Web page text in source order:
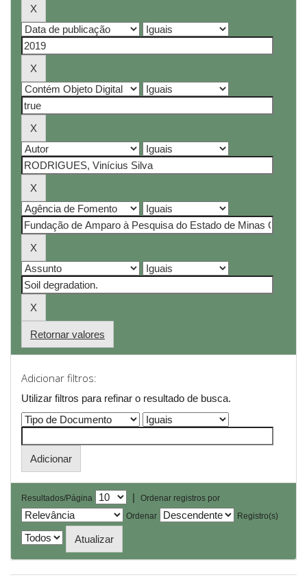
Retornar valores
Adicionar filtros:
Utilizar filtros para refinar o resultado de busca.
Resultados/Página |
Ordenar registros por
Ordenar
Registro(s)